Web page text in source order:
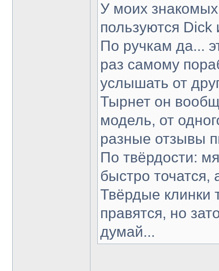
У моих
пользуются Dick
По ручкам да...
раз самому
услышать от
Тырнет он
модель, от
разные отзывы
По твёрдости:
быстро точатся,
Твёрдые клинки
правятся, но
думай...